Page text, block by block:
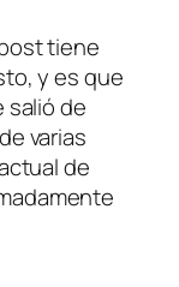
tiene
y es que
salió de
varias
de